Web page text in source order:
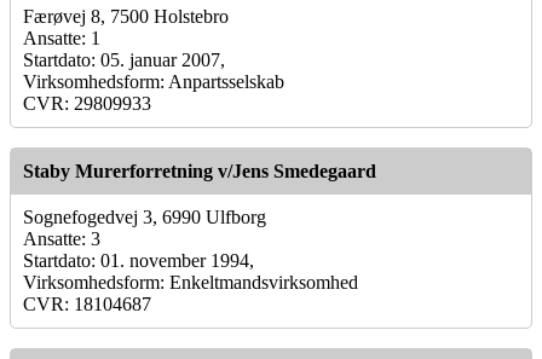
Færøvej 8, 7500 Holstebro
Ansatte: 1
Startdato: 05. januar 2007,
Virksomhedsform: Anpartsselskab
CVR: 29809933
Staby Murerforretning v/Jens Smedegaard
Sognefogedvej 3, 6990 Ulfborg
Ansatte: 3
Startdato: 01. november 1994,
Virksomhedsform: Enkeltmandsvirksomhed
CVR: 18104687